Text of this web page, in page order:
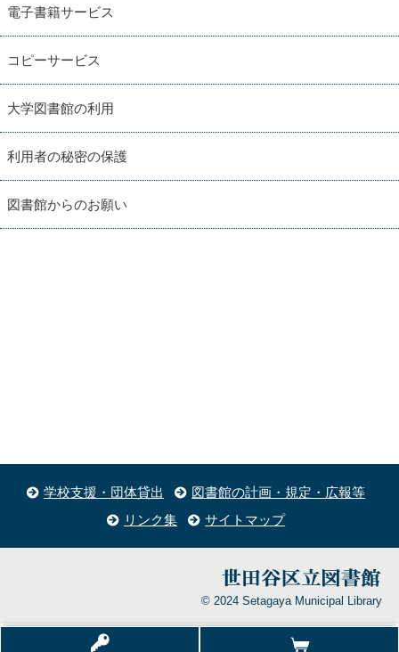
電子書籍サービス
コピーサービス
大学図書館の利用
利用者の秘密の保護
図書館からのお願い
学校支援・団体貸出
図書館の計画・規定・広報等
リンク集
サイトマップ
© 2024 Setagaya Municipal Library